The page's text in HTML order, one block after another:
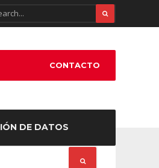
DE DATOS
CONTACTO